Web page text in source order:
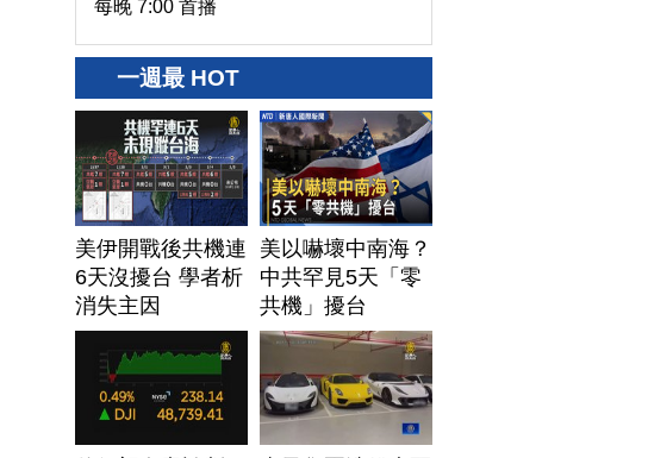
每晚 7:00 首播
一週最 HOT
美伊開戰後共機連
6天沒擾台 學者析
消失主因
美以嚇壞中南海？
中共罕見5天「零
共機」擾台